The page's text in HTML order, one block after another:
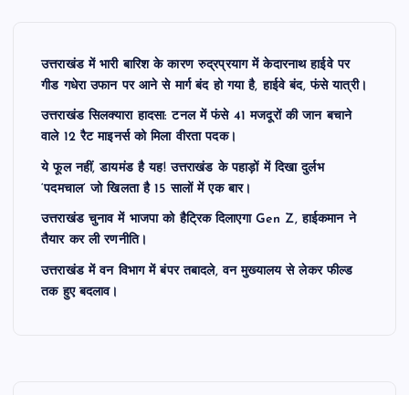
उत्तराखंड में भारी बारिश के कारण रुद्रप्रयाग में केदारनाथ हाईवे पर
गीड गधेरा उफान पर आने से मार्ग बंद हो गया है, हाईवे बंद, फंसे यात्री।
उत्तराखंड सिलक्यारा हादसा: टनल में फंसे 41 मजदूरों की जान बचाने
वाले 12 रैट माइनर्स को मिला वीरता पदक।
ये फूल नहीं, डायमंड है यह! उत्तराखंड के पहाड़ों में दिखा दुर्लभ
‘पदमचाल’ जो खिलता है 15 सालों में एक बार।
उत्तराखंड चुनाव में भाजपा को हैट्रिक दिलाएगा Gen Z, हाईकमान ने
तैयार कर ली रणनीति।
उत्तराखंड में वन विभाग में बंपर तबादले, वन मुख्यालय से लेकर फील्ड
तक हुए बदलाव।